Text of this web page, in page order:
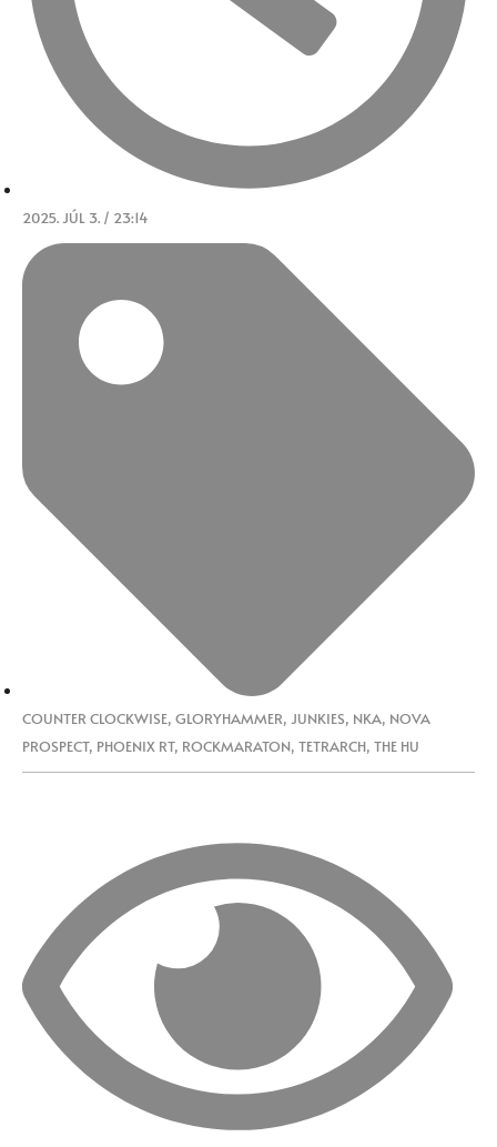
2025. JÚL 3. / 23:14
COUNTER CLOCKWISE, GLORYHAMMER, JUNKIES, NKA, NOVA
PROSPECT, PHOENIX RT, ROCKMARATON, TETRARCH, THE HU